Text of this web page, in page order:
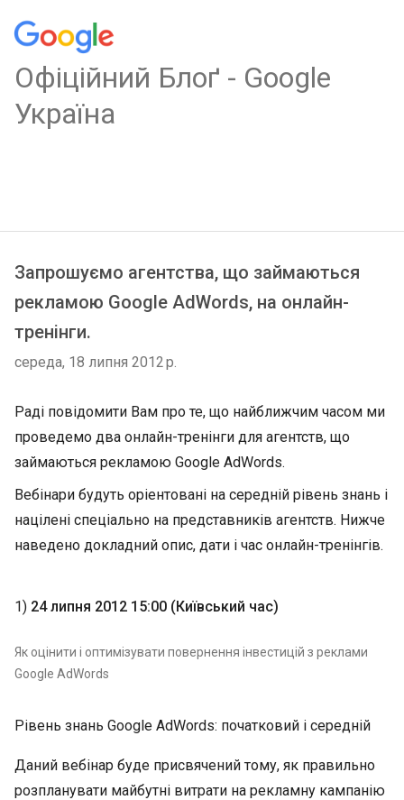
Oфіційний Блоґ - Google
Україна
Запрошуємо агентства, що займаються
рекламою Google AdWords, на онлайн-
тренінги.
середа, 18 липня 2012 р.
Раді повідомити Вам про те, що найближчим часом ми
проведемо два онлайн-тренінги для агентств, що
займаються рекламою Google AdWords.
Вебінари будуть оріентовані на середній рівень знань і
націлені спеціально на представників агентств. Нижче
наведено докладний опис, дати і час онлайн-тренінгів.
1) 24 липня 2012 15:00 (Київський час)
Як оцінити і оптимізувати повернення інвестицій з реклами
Google AdWords
Рівень знань Google AdWords: початковий і середній
Даний вебінар буде присвячений тому, як правильно
розпланувати майбутні витрати на рекламну кампанію